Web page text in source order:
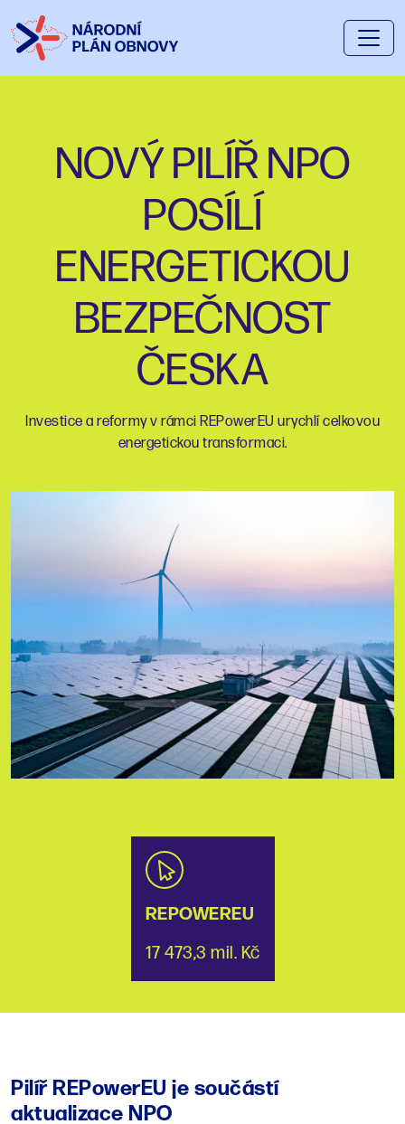
NOVÝ PILÍŘ NPO
POSÍLÍ
ENERGETICKOU
BEZPEČNOST
ČESKA
Investice a reformy v rámci REPowerEU urychlí celkovou
energetickou transformaci.
REPOWEREU
17 473,3 mil. Kč
Pilíř REPowerEU je součástí
aktualizace NPO